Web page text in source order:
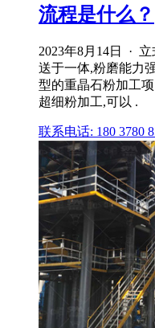
流程是什么？
2023年8月14日 ·
送于一体,粉磨能力
型的重晶石粉加工
超细粉加工,可以 .
联系电话: 180 3780